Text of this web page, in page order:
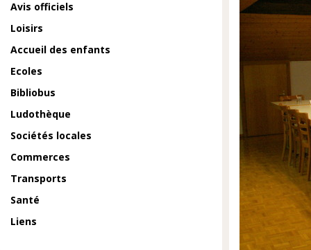
Avis officiels
Loisirs
Accueil des enfants
Ecoles
Bibliobus
Ludothèque
Sociétés locales
Commerces
Transports
Santé
Liens